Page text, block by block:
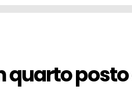
quarto